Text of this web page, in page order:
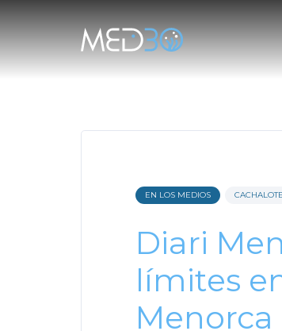
EN LOS MEDIOS
Diari
límites
Menorca